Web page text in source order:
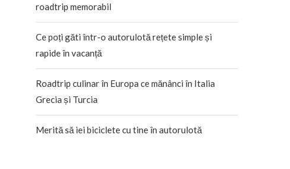
roadtrip memorabil
Ce poți găti într-o autorulotă rețete simple și
rapide în vacanță
Roadtrip culinar în Europa ce mănânci în Italia
Grecia și Turcia
Merită să iei biciclete cu tine în autorulotă